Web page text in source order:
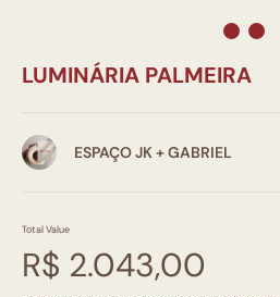
LUMINÁRIA PALMEIRA
ESPAÇO JK + GABRIEL
Total Value
R$ 2.043,00